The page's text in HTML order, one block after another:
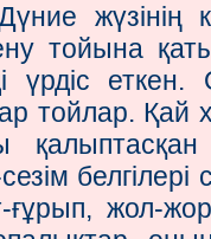
жүзінің
тойына
үрдіс
тойлар. Қай
қалыптасқан
ғұрып, жол-